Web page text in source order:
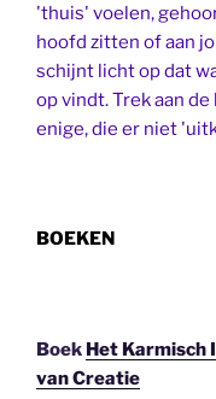
'thuis' voelen,
hoofd zitten of aan
schijnt licht op dat
op vindt. Trek aan
enige, die er niet
BOEKEN
Boek Het Karmisch
van Creatie